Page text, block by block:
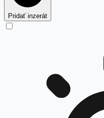
Pridať inzerát